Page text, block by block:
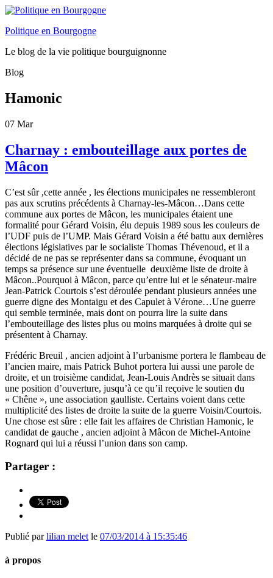
Politique en Bourgogne
Le blog de la vie politique bourguignonne
Blog
Hamonic
07 Mar
Charnay : embouteillage aux portes de
Mâcon
C’est sûr ,cette année , les élections municipales ne ressembleront
pas aux scrutins précédents à Charnay-les-Mâcon…Dans cette
commune aux portes de Mâcon, les municipales étaient une
formalité pour Gérard Voisin, élu depuis 1989 sous les couleurs de
l’UDF puis de l’UMP. Mais Gérard Voisin a été battu aux dernières
élections législatives par le socialiste Thomas Thévenoud, et il a
décidé de ne pas se représenter dans sa commune, évoquant un
temps sa présence sur une éventuelle deuxième liste de droite à
Mâcon..Pourquoi à Mâcon, parce qu’entre lui et le sénateur-maire
Jean-Patrick Courtois s’est déroulée pendant plusieurs années une
guerre digne des Montaigu et des Capulet à Vérone…Une guerre
qui semble terminée, mais dont on pourra lire la suite dans
l’embouteillage des listes plus ou moins marquées à droite qui se
présentent à Charnay.
Frédéric Breuil , ancien adjoint à l’urbanisme portera le flambeau de
l’ancien maire, mais Patrick Buhot portera lui aussi une parole de
droite, et un troisième candidat, Jean-Louis Andrès se situait dans
une position d’ouverture, jusqu’à ce qu’il reçoive le soutien du
« Chêne », une association gaulliste. Certains voient dans cette
multiplicité des listes de droite la suite de la guerre Voisin/Courtois.
Une chose est sûre : elle fait les affaires de Christian Hamonic, le
candidat de gauche , ancien adjoint à Mâcon de Michel-Antoine
Rognard qui lui a réussi l’union dans son camp.
Partager :
Publié parlilian melet le 07/03/2014 à 15:35:46
à propos